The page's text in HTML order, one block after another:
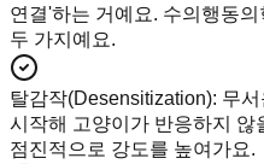
연결'하는 거예요. 수의행동
두 가지예요.
탈감작(Desensitization): 무
시작해 고양이가 반응하지 않
점진적으로 강도를 높여가요.